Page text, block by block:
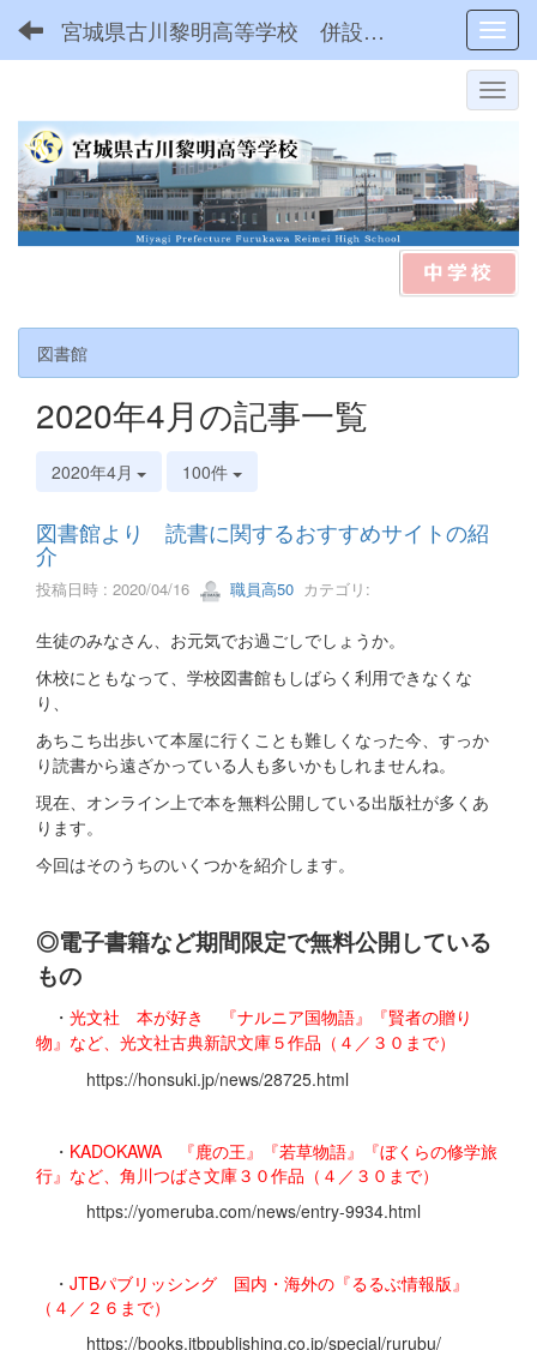
宮城県古川黎明高等学校 併設型中高一貫
図書館
2020年4月の記事一覧
2020年4月 100件
図書館より 読書に関するおすすめサイトの紹
介
投稿日時 : 2020/04/16 職員高50 カテゴリ:
生徒のみなさん、お元気でお過ごしでしょうか。
休校にともなって、学校図書館もしばらく利用できなくな
り、
あちこち出歩いて本屋に行くことも難しくなった今、すっか
り読書から遠ざかっている人も多いかもしれませんね。
現在、オンライン上で本を無料公開している出版社が多くあ
ります。
今回はそのうちのいくつかを紹介します。
◎電子書籍など期間限定で無料公開している
もの
・ 光文社 本が好き 『ナルニア国物語』『賢者の贈り
物』など、光文社古典新訳文庫５作品（４／３０まで）
https://honsuki.jp/news/28725.html
・ KADOKAWA 『鹿の王』『若草物語』『ぼくらの修学旅
行』など、角川つばさ文庫３０作品（４／３０まで）
https://yomeruba.com/news/entry-9934.html
・ JTBパブリッシング 国内・海外の『るるぶ情報版』
（４／２６まで）
https://books.jtbpublishing.co.jp/special/rurubu/